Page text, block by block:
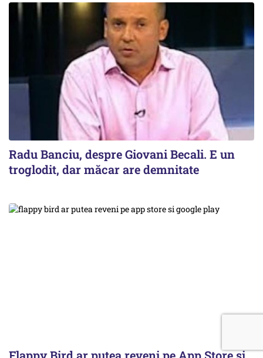
Radu Banciu, despre Giovani Becali. E un
troglodit, dar măcar are demnitate